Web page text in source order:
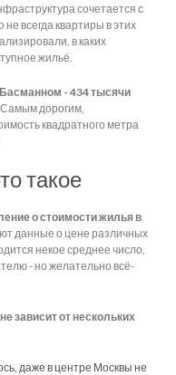
сочетается с
всегда квартиры в этих
в каких
жильё.
- 434 тысячи
дорогим,
квадратного метра
такое
о стоимости жилья в
данные о цене различных
некое среднее число,
- но желательно всё-
зависит от нескольких
даже в центре Москвы не